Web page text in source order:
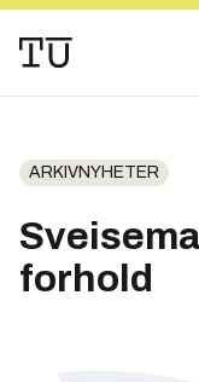
ARKIVNYHETER
forhold